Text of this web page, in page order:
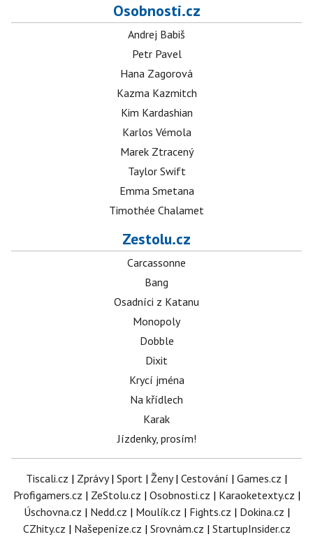
Osobnosti.cz
Andrej Babiš
Petr Pavel
Hana Zagorová
Kazma Kazmitch
Kim Kardashian
Karlos Vémola
Marek Ztracený
Taylor Swift
Emma Smetana
Timothée Chalamet
Zestolu.cz
Carcassonne
Bang
Osadníci z Katanu
Monopoly
Dobble
Dixit
Krycí jména
Na křídlech
Karak
Jízdenky, prosím!
Tiscali.cz | Zprávy| Sport | Ženy| Cestování | Games.cz |
Profigamers.cz | ZeStolu.cz | Osobnosti.cz | Karaoketexty.cz |
Úschovna.cz | Nedd.cz | Moulík.cz | Fights.cz | Dokina.cz |
CZhity.cz | Našepeníze.cz | Srovnám.cz | StartupInsider.cz